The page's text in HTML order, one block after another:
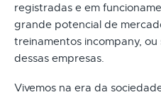
registradas e em
grande potencial de
treinamentos incompany,
dessas empresas.
Vivemos na era da